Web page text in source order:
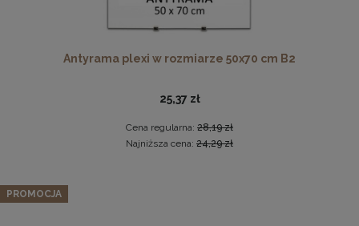
Drewniana, frezowana ramka na zdjęcia, plakaty, obrazy w
28,99 zł
DO KOSZYKA
Antyrama plexi w rozmiarze 50x70 cm B2
25,37 zł
Cena regularna: 28,19 zł
Najniższa cena: 24,29 zł
PROMOCJA